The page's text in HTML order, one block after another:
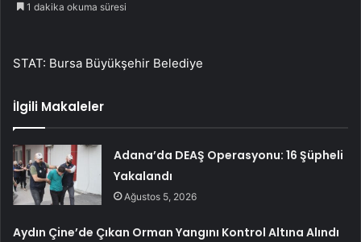
1 dakika okuma süresi
STAT: Bursa Büyükşehir Belediye
İlgili Makaleler
Adana’da DEAŞ Operasyonu: 16 Şüpheli
Yakalandı
Ağustos 5, 2026
Aydın Çine’de Çıkan Orman Yangını Kontrol Altına Alındı